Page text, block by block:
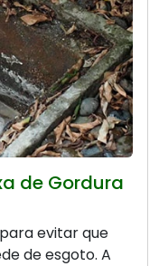
de Gordura
evitar que
de esgoto. A